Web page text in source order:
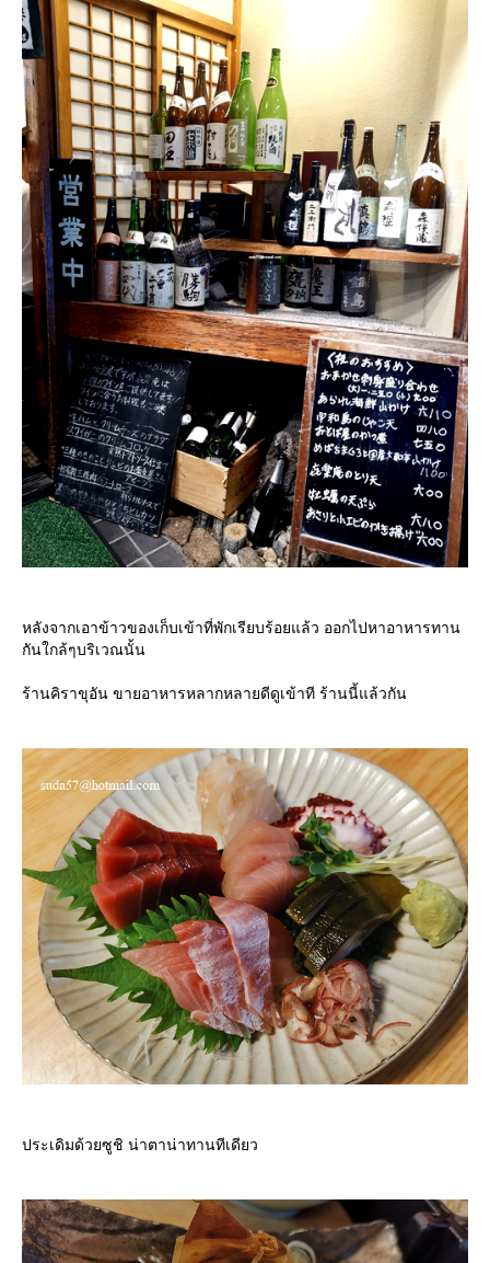
หลังจากเอาข้าวของเก็บเข้าที่พักเรียบร้อยแล้ว ออกไปหาอาหารทาน
กันใกล้ๆบริเวณนั้น
ร้านคิราขุอัน ขายอาหารหลากหลายดีดูเข้าที ร้านนี้แล้วกัน
ประเดิมด้วยซูชิ น่าตาน่าทานทีเดียว